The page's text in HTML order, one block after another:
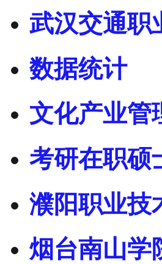
武汉交通职
数据统计
文化产业管
考研在职硕
濮阳职业技
烟台南山学